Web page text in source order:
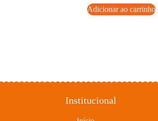
Adicionar ao carrinho
Institucional